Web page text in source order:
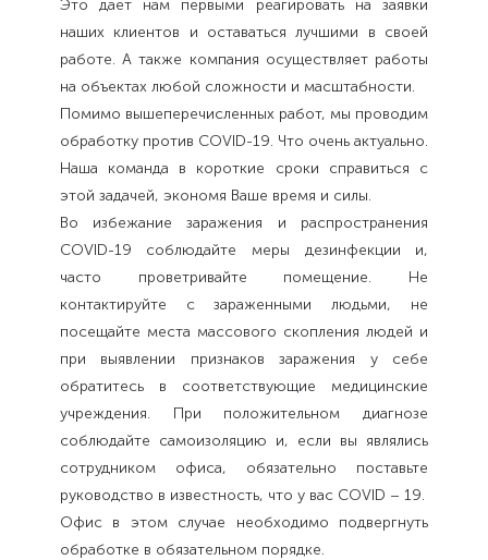
Это дает нам первыми реагировать на заявки
наших клиентов и оставаться лучшими в своей
работе. А также компания осуществляет работы
на объектах любой сложности и масштабности.
Помимо вышеперечисленных работ, мы проводим
обработку против COVID-19. Что очень актуально.
Наша команда в короткие сроки справиться с
этой задачей, экономя Ваше время и силы.
Во избежание заражения и распространения
COVID-19 соблюдайте меры дезинфекции и,
часто проветривайте помещение. Не
контактируйте с зараженными людьми, не
посещайте места массового скопления людей и
при выявлении признаков заражения у себе
обратитесь в соответствующие медицинские
учреждения. При положительном диагнозе
соблюдайте самоизоляцию и, если вы являлись
сотрудником офиса, обязательно поставьте
руководство в известность, что у вас COVID – 19.
Офис в этом случае необходимо подвергнуть
обработке в обязательном порядке.